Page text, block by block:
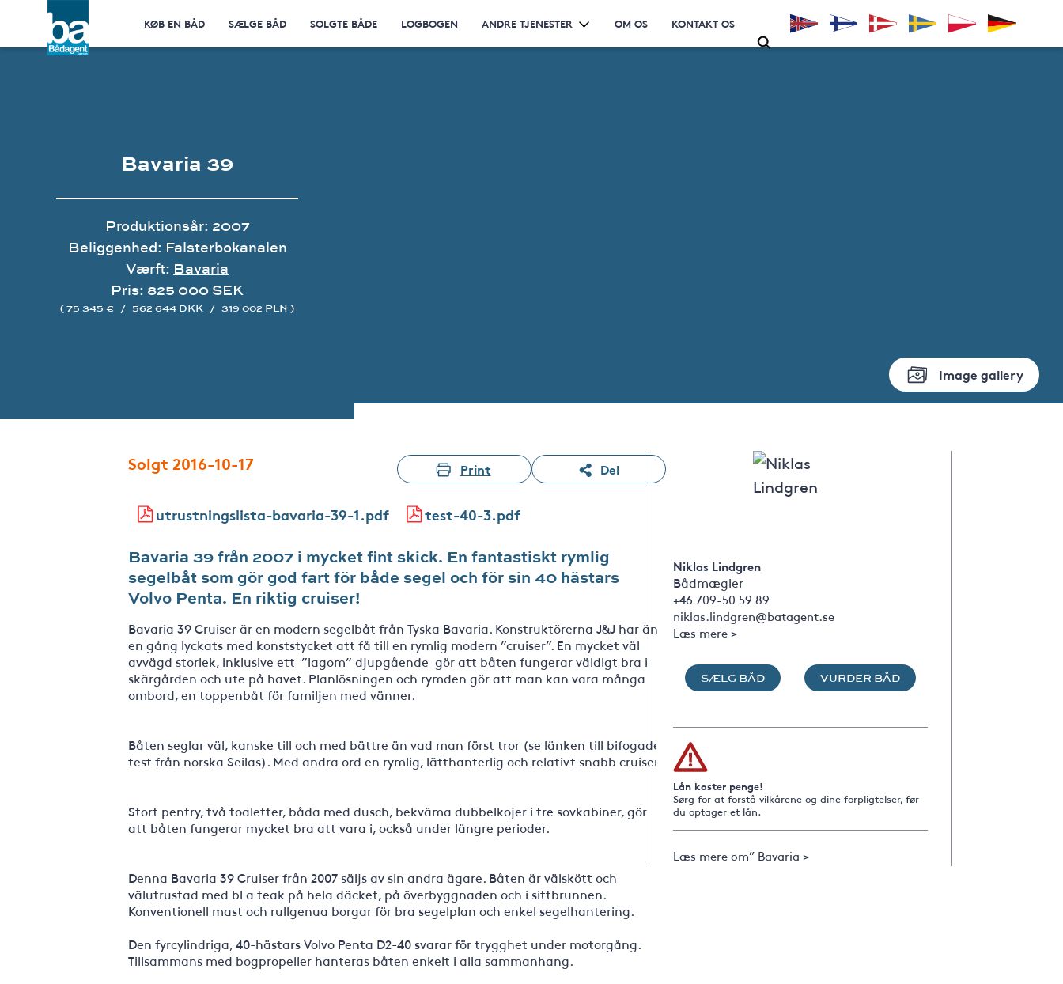
KØB EN BÅD SÆLGE BÅD SOLGTE BÅDE LOGBOGEN ANDRE TJENESTER OM OS KONTAKT OS
Image gallery
Bavaria 39
Produktionsår: 2007
Beliggenhed: Falsterbokanalen
Værft: Bavaria
Pris: 825 000 SEK
( 75 345 € / 562 644 DKK / 319 002 PLN )
Solgt 2016-10-17 Print Del
utrustningslista-bavaria-39-1.pdf test-40-3.pdf
Bavaria 39 från 2007 i mycket fint skick. En fantastiskt rymlig
segelbåt som gör god fart för både segel och för sin 40 hästars
Volvo Penta. En riktig cruiser!
Bavaria 39 Cruiser är en modern segelbåt från Tyska Bavaria. Konstruktörerna J&J har än
en gång lyckats med konststycket att få till en rymlig modern ”cruiser”. En mycket väl
avvägd storlek, inklusive ett ”lagom” djupgående gör att båten fungerar väldigt bra i
skärgården och ute på havet. Planlösningen och rymden gör att man kan vara många
ombord, en toppenbåt för familjen med vänner.
Båten seglar väl, kanske till och med bättre än vad man först tror (se länken till bifogade
test från norska Seilas). Med andra ord en rymlig, lätthanterlig och relativt snabb cruiser.
Stort pentry, två toaletter, båda med dusch, bekväma dubbelkojer i tre sovkabiner, gör
att båten fungerar mycket bra att vara i, också under längre perioder.
Denna Bavaria 39 Cruiser från 2007 säljs av sin andra ägare. Båten är välskött och
välutrustad med bl a teak på hela däcket, på överbyggnaden och i sittbrunnen.
Konventionell mast och rullgenua borgar för bra segelplan och enkel segelhantering.
Den fyrcylindriga, 40-hästars Volvo Penta D2-40 svarar för trygghet under motorgång.
Tillsammans med bogpropeller hanteras båten enkelt i alla sammanhang.
Niklas Lindgren
Bådmægler
+46 709-50 59 89
niklas.lindgren@batagent.se
Læs mere >
SÆLG BÅD VURDER BÅD
Lån koster penge!
Sørg for at forstå vilkårene og dine forpligtelser, før
du optager et lån.
Læs mere om” Bavaria >